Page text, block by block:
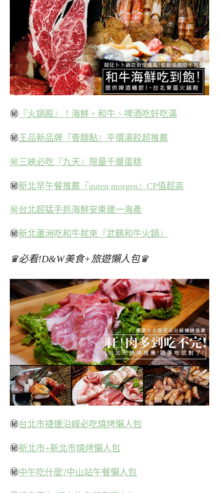
㊙ 『火鍋殿』！海鮮、和牛、啤酒吃好吃滿
㊙王品新品牌『薈麵點』平價湯餃超推薦
㊙三峽必吃『九天』限量千層蛋糕
㊙新北早午餐推薦『guten morgen』CP值超高
㊙台北超猛手抓海鮮安東建一海產
㊙新北蘆洲吃和牛就來『武鶴和牛火鍋』
♛必看!D&W美食+旅遊懶人包♛
㊙台北市捷運沿線必吃燒烤懶人包
㊙新北市+新北市燒烤懶人包
㊙中午吃什麼?中山站午餐懶人包